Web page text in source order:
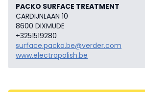
PACKO SURFACE TREATMENT
CARDIJNLAAN 10
8600 DIXMUDE
+3251519280
surface.packo.be@verder.com
www.electropolish.be